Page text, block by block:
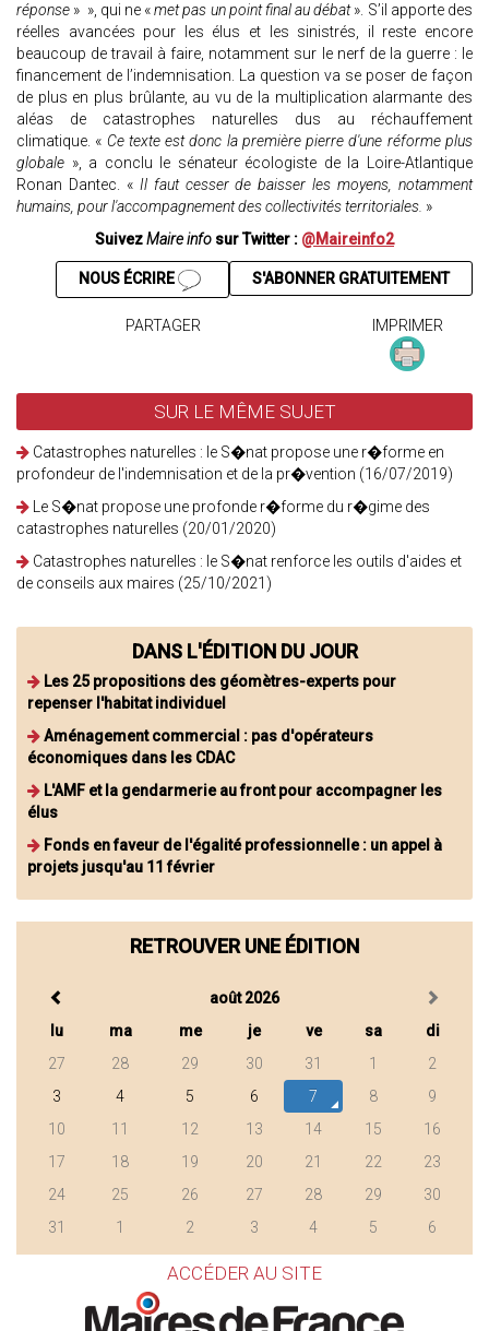
réponse » », qui ne «met pas un point final au débat». S’il apporte des
réelles avancées pour les élus et les sinistrés, il reste encore
beaucoup de travail à faire, notamment sur le nerf de la guerre : le
financement de l’indemnisation. La question va se poser de façon
de plus en plus brûlante, au vu de la multiplication alarmante des
aléas de catastrophes naturelles dus au réchauffement
climatique. « Ce texte est donc la première pierre d'une réforme plus
globale », a conclu le sénateur écologiste de la Loire-Atlantique
Ronan Dantec. « Il faut cesser de baisser les moyens, notamment
humains, pour l'accompagnement des collectivités territoriales. »
SuivezMaire info sur Twitter : @Maireinfo2
S'ABONNER GRATUITEMENT
NOUS ÉCRIRE
PARTAGER IMPRIMER
SUR LE MÊME SUJET
Catastrophes naturelles : le S�nat propose une r�forme en
profondeur de l'indemnisation et de la pr�vention (16/07/2019)
Le S�nat propose une profonde r�forme du r�gime des
catastrophes naturelles (20/01/2020)
Catastrophes naturelles : le S�nat renforce les outils d'aides et
de conseils aux maires (25/10/2021)
DANS L'ÉDITION DU JOUR
Les 25 propositions des géomètres-experts pour
repenser l'habitat individuel
Aménagement commercial : pas d'opérateurs
économiques dans les CDAC
L'AMF et la gendarmerie au front pour accompagner les
élus
Fonds en faveur de l'égalité professionnelle : un appel à
projets jusqu'au 11 février
RETROUVER UNE ÉDITION
août 2026
lu
ma me je ve sa
di
27
28 29 30 31 1
2
3
4 5 6 7 8
9
10
11 12 13 14 15
16
17
18 19 20 21 22
23
24
25 26 27 28 29
30
31
1 2 3 4 5 6
ACCÉDER AU SITE